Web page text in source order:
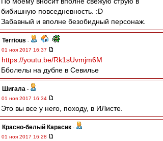
бибишную повседневность. :D
Забавный и вполне безобидный персонаж.
Terrious -
01 ноя 2017 16:37
https://youtu.be/Rk1sUvmjm6M
Бболелы на дубле в Севилье
Шигала -
01 ноя 2017 16:34
Это вы все у него, походу, в ИЛисте.
Красно-белый Карасик -
01 ноя 2017 16:28